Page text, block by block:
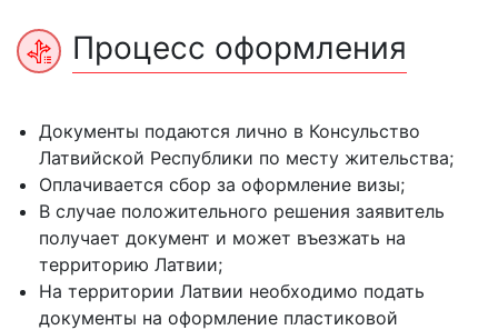
Процесс оформления
Документы подаются лично в Консульство
Латвийской Республики по месту жительства;
Оплачивается сбор за оформление визы;
В случае положительного решения заявитель
получает документ и может въезжать на
территорию Латвии;
На территории Латвии необходимо подать
документы на оформление пластиковой